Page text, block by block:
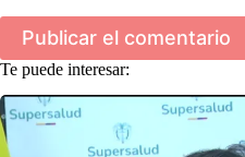
Publicar el comentario
Te puede interesar: